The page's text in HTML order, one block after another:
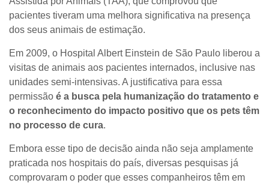
pacientes tiveram uma melhora significativa na presença
dos seus animais de estimação.
Em 2009, o Hospital Albert Einstein de São Paulo liberou a
visitas de animais aos pacientes internados, inclusive nas
unidades semi-intensivas. A justificativa para essa
permissão é a busca pela humanização do tratamento e
o reconhecimento do impacto positivo que os pets têm
no processo de cura.
Embora esse tipo de decisão ainda não seja amplamente
praticada nos hospitais do país, diversas pesquisas já
comprovaram o poder que esses companheiros têm em